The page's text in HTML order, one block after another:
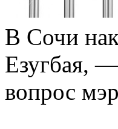
В Сочи
Езугбая,
вопрос